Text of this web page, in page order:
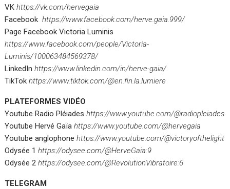
VKhttps://vk.com/hervegaia
Facebookhttps://www.facebook.com/herve.gaia.999/
Page Facebook Victoria Luminis
https://www.facebook.com/people/Victoria-
Luminis/100063484569378/
LinkedInhttps://www.linkedin.com/in/herve-gaia/
TikTokhttps://www.tiktok.com/@en.fin.la.lumiere
PLATEFORMES VIDÉO
Youtube Radio Pléiadeshttps://www.youtube.com/@radiopleiades
Youtube Hervé Gaïahttps://www.youtube.com/@hervegaia
Youtube anglophonehttps://www.youtube.com/@victoryofthelight
Odysée 1https://odysee.com/@HerveGaia:9
Odysée 2https://odysee.com/@RevolutionVibratoire:6
TELEGRAM